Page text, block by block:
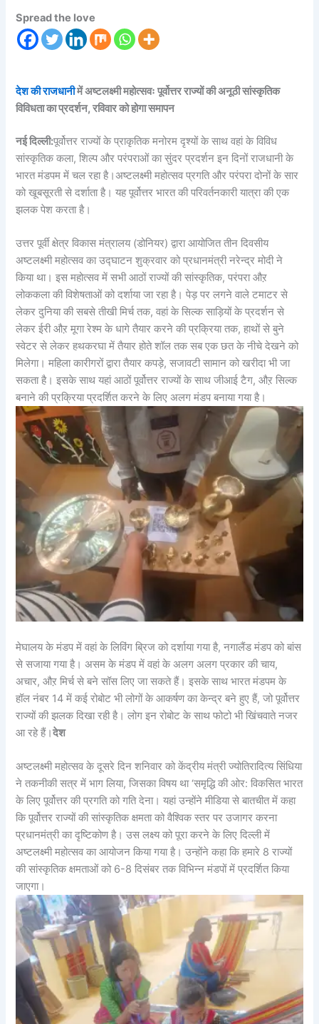
Spread the love
देश की राजधानीमें अष्टलक्ष्मी महोत्सवः पूर्वोत्तर राज्यों की अनूठी सांस्कृतिक
विविधता का प्रदर्शन, रविवार को होगा समापन
नई दिल्ली:पूर्वोत्तर राज्यों के प्राकृतिक मनोरम दृश्यों के साथ वहां के विविध
सांस्कृतिक कला, शिल्प और परंपराओं का सुंदर प्रदर्शन इन दिनों राजधानी के
भारत मंडपम में चल रहा है।अष्टलक्ष्मी महोत्सव प्रगति और परंपरा दोनों के सार
को खूबसूरती से दर्शाता है। यह पूर्वोत्तर भारत की परिवर्तनकारी यात्रा की एक
झलक पेश करता है।
उत्तर पूर्वी क्षेत्र विकास मंत्रालय (डोनियर) द्वारा आयोजित तीन दिवसीय
अष्टलक्ष्मी महोत्सव का उद्घाटन शुक्रवार को प्रधानमंत्री नरेन्द्र मोदी ने
किया था। इस महोत्सव में सभी आठों राज्यों की सांस्कृतिक, परंपरा औऱ
लोककला की विशेषताओं को दर्शाया जा रहा है। पेड़ पर लगने वाले टमाटर से
लेकर दुनिया की सबसे तीखी मिर्च तक, वहां के सिल्क साड़ियों के प्रदर्शन से
लेकर ईरी औऱ मूगा रेश्म के धागे तैयार करने की प्रक्रिया तक, हाथों से बुने
स्वेटर से लेकर हथकरघा में तैयार होते शॉल तक सब एक छत के नीचे देखने को
मिलेगा। महिला कारीगरों द्वारा तैयार कपड़े, सजावटी सामान को खरीदा भी जा
सकता है। इसके साथ यहां आठों पूर्वोत्तर राज्यों के साथ जीआई टैग, औऱ सिल्क
बनाने की प्रक्रिया प्रदर्शित करने के लिए अलग मंडप बनाया गया है।
मेघालय के मंडप में वहां के लिविंग ब्रिज को दर्शाया गया है, नगालैंड मंडप को बांस
से सजाया गया है। असम के मंडप में वहां के अलग अलग प्रकार की चाय,
अचार, औऱ मिर्च से बने सॉस लिए जा सकते हैं। इसके साथ भारत मंडपम के
हॉल नंबर 14 में कई रोबोट भी लोगों के आकर्षण का केन्द्र बने हुए हैं, जो पूर्वोत्तर
राज्यों की झलक दिखा रही है। लोग इन रोबोट के साथ फोटो भी खिंचवाते नजर
आ रहे हैं।देश
अष्टलक्ष्मी महोत्सव के दूसरे दिन शनिवार को केंद्रीय मंत्री ज्योतिरादित्य सिंधिया
ने तकनीकी सत्र में भाग लिया, जिसका विषय था ‘समृद्धि की ओर: विकसित भारत
के लिए पूर्वोत्तर की प्रगति को गति देना। यहां उन्होंने मीडिया से बातचीत में कहा
कि पूर्वोत्तर राज्यों की सांस्कृतिक क्षमता को वैश्विक स्तर पर उजागर करना
प्रधानमंत्री का दृष्टिकोण है। उस लक्ष्य को पूरा करने के लिए दिल्ली में
अष्टलक्ष्मी महोत्सव का आयोजन किया गया है। उन्होंने कहा कि हमारे 8 राज्यों
की सांस्कृतिक क्षमताओं को 6-8 दिसंबर तक विभिन्न मंडपों में प्रदर्शित किया
जाएगा।